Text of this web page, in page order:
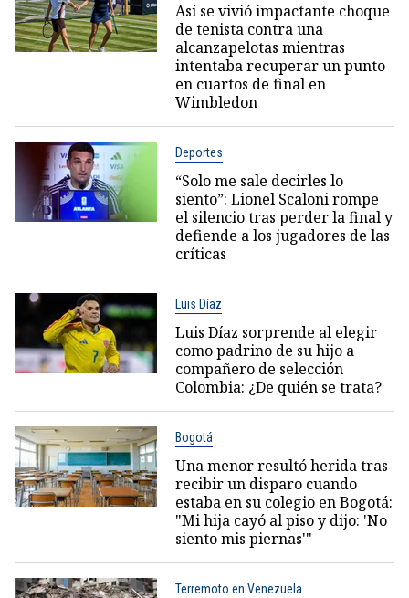
Así se vivió impactante choque
de tenista contra una
alcanzapelotas mientras
intentaba recuperar un punto
en cuartos de final en
Wimbledon
Deportes
“Solo me sale decirles lo
siento”: Lionel Scaloni rompe
el silencio tras perder la final y
defiende a los jugadores de las
críticas
Luis Díaz
Luis Díaz sorprende al elegir
como padrino de su hijo a
compañero de selección
Colombia: ¿De quién se trata?
Bogotá
Una menor resultó herida tras
recibir un disparo cuando
estaba en su colegio en Bogotá:
"Mi hija cayó al piso y dijo: 'No
siento mis piernas'"
Terremoto en Venezuela